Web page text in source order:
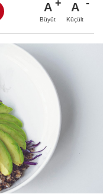
A
Büyüt
A
Küçült